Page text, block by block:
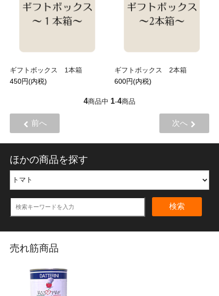
ギフトボックス 1本箱
450円(内税)
ギフトボックス 2本箱
600円(内税)
4商品中 1-4商品
前へ 次へ
ほかの商品を探す
検索
売れ筋商品